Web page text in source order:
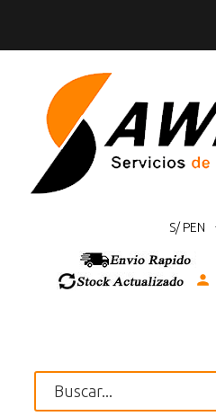
S/ PEN